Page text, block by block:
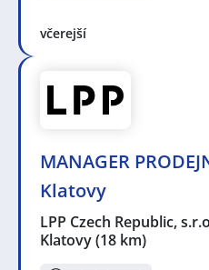
včerejší
MANAGER
Klatovy
LPP Czech Republic,
Klatovy(18 km)